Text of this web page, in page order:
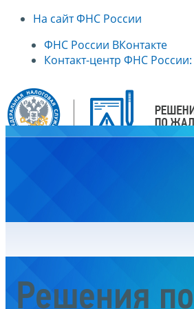
На сайт ФНС России
ФНС России ВКонтакте
Контакт-центр ФНС России:
Решения